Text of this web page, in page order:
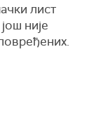
лист
није